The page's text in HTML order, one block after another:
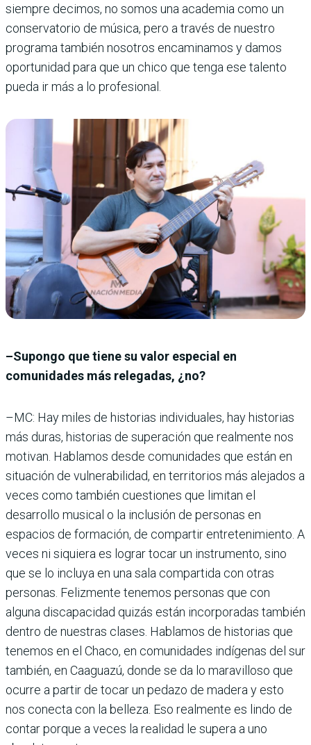
siempre decimos, no somos una academia como un
conservatorio de música, pero a través de nuestro
programa también nosotros encaminamos y damos
oportunidad para que un chico que tenga ese talento
pueda ir más a lo profesional.
–Supongo que tiene su valor especial en
comunidades más relegadas, ¿no?
–MC: Hay miles de historias individuales, hay historias
más duras, historias de superación que realmente nos
motivan. Hablamos desde comunidades que están en
situación de vulnerabilidad, en territorios más alejados a
veces como también cuestiones que limitan el
desarrollo musical o la inclusión de personas en
espacios de formación, de compartir entretenimiento. A
veces ni siquiera es lograr tocar un instrumento, sino
que se lo incluya en una sala compartida con otras
personas. Felizmente tenemos personas que con
alguna discapacidad quizás están incorporadas también
dentro de nuestras clases. Hablamos de historias que
tenemos en el Chaco, en comunidades indígenas del sur
también, en Caaguazú, donde se da lo maravilloso que
ocurre a partir de tocar un pedazo de madera y esto
nos conecta con la belleza. Eso realmente es lindo de
contar porque a veces la realidad le supera a uno